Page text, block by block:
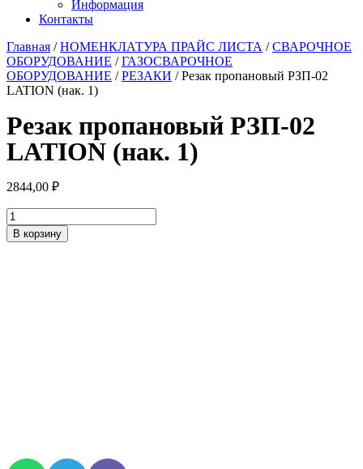
Информация
Контакты
Главная /НОМЕНКЛАТУРА ПРАЙС ЛИСТА /СВАРОЧНОЕ
ОБОРУДОВАНИЕ /ГАЗОСВАРОЧНОЕ
ОБОРУДОВАНИЕ /РЕЗАКИ / Резак пропановый РЗП-02
LATION (нак. 1)
Резак пропановый РЗП-02
LATION (нак. 1)
2844,00 ₽
Количество
товара
Резак
В корзину